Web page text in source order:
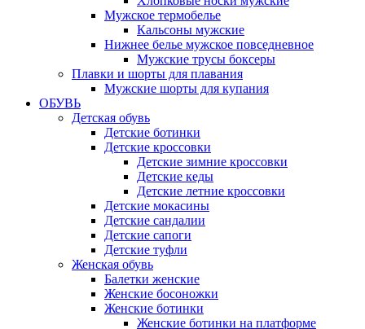
Мужское термобелье
Кальсоны мужские
Нижнее белье мужское повседневное
Мужские трусы боксеры
Плавки и шорты для плавания
Мужские шорты для купания
ОБУВЬ
Детская обувь
Детские ботинки
Детские кроссовки
Детские зимние кроссовки
Детские кеды
Детские летние кроссовки
Детские мокасины
Детские сандалии
Детские сапоги
Детские туфли
Женская обувь
Балетки женские
Женские босоножки
Женские ботинки
Женские ботинки на платформе